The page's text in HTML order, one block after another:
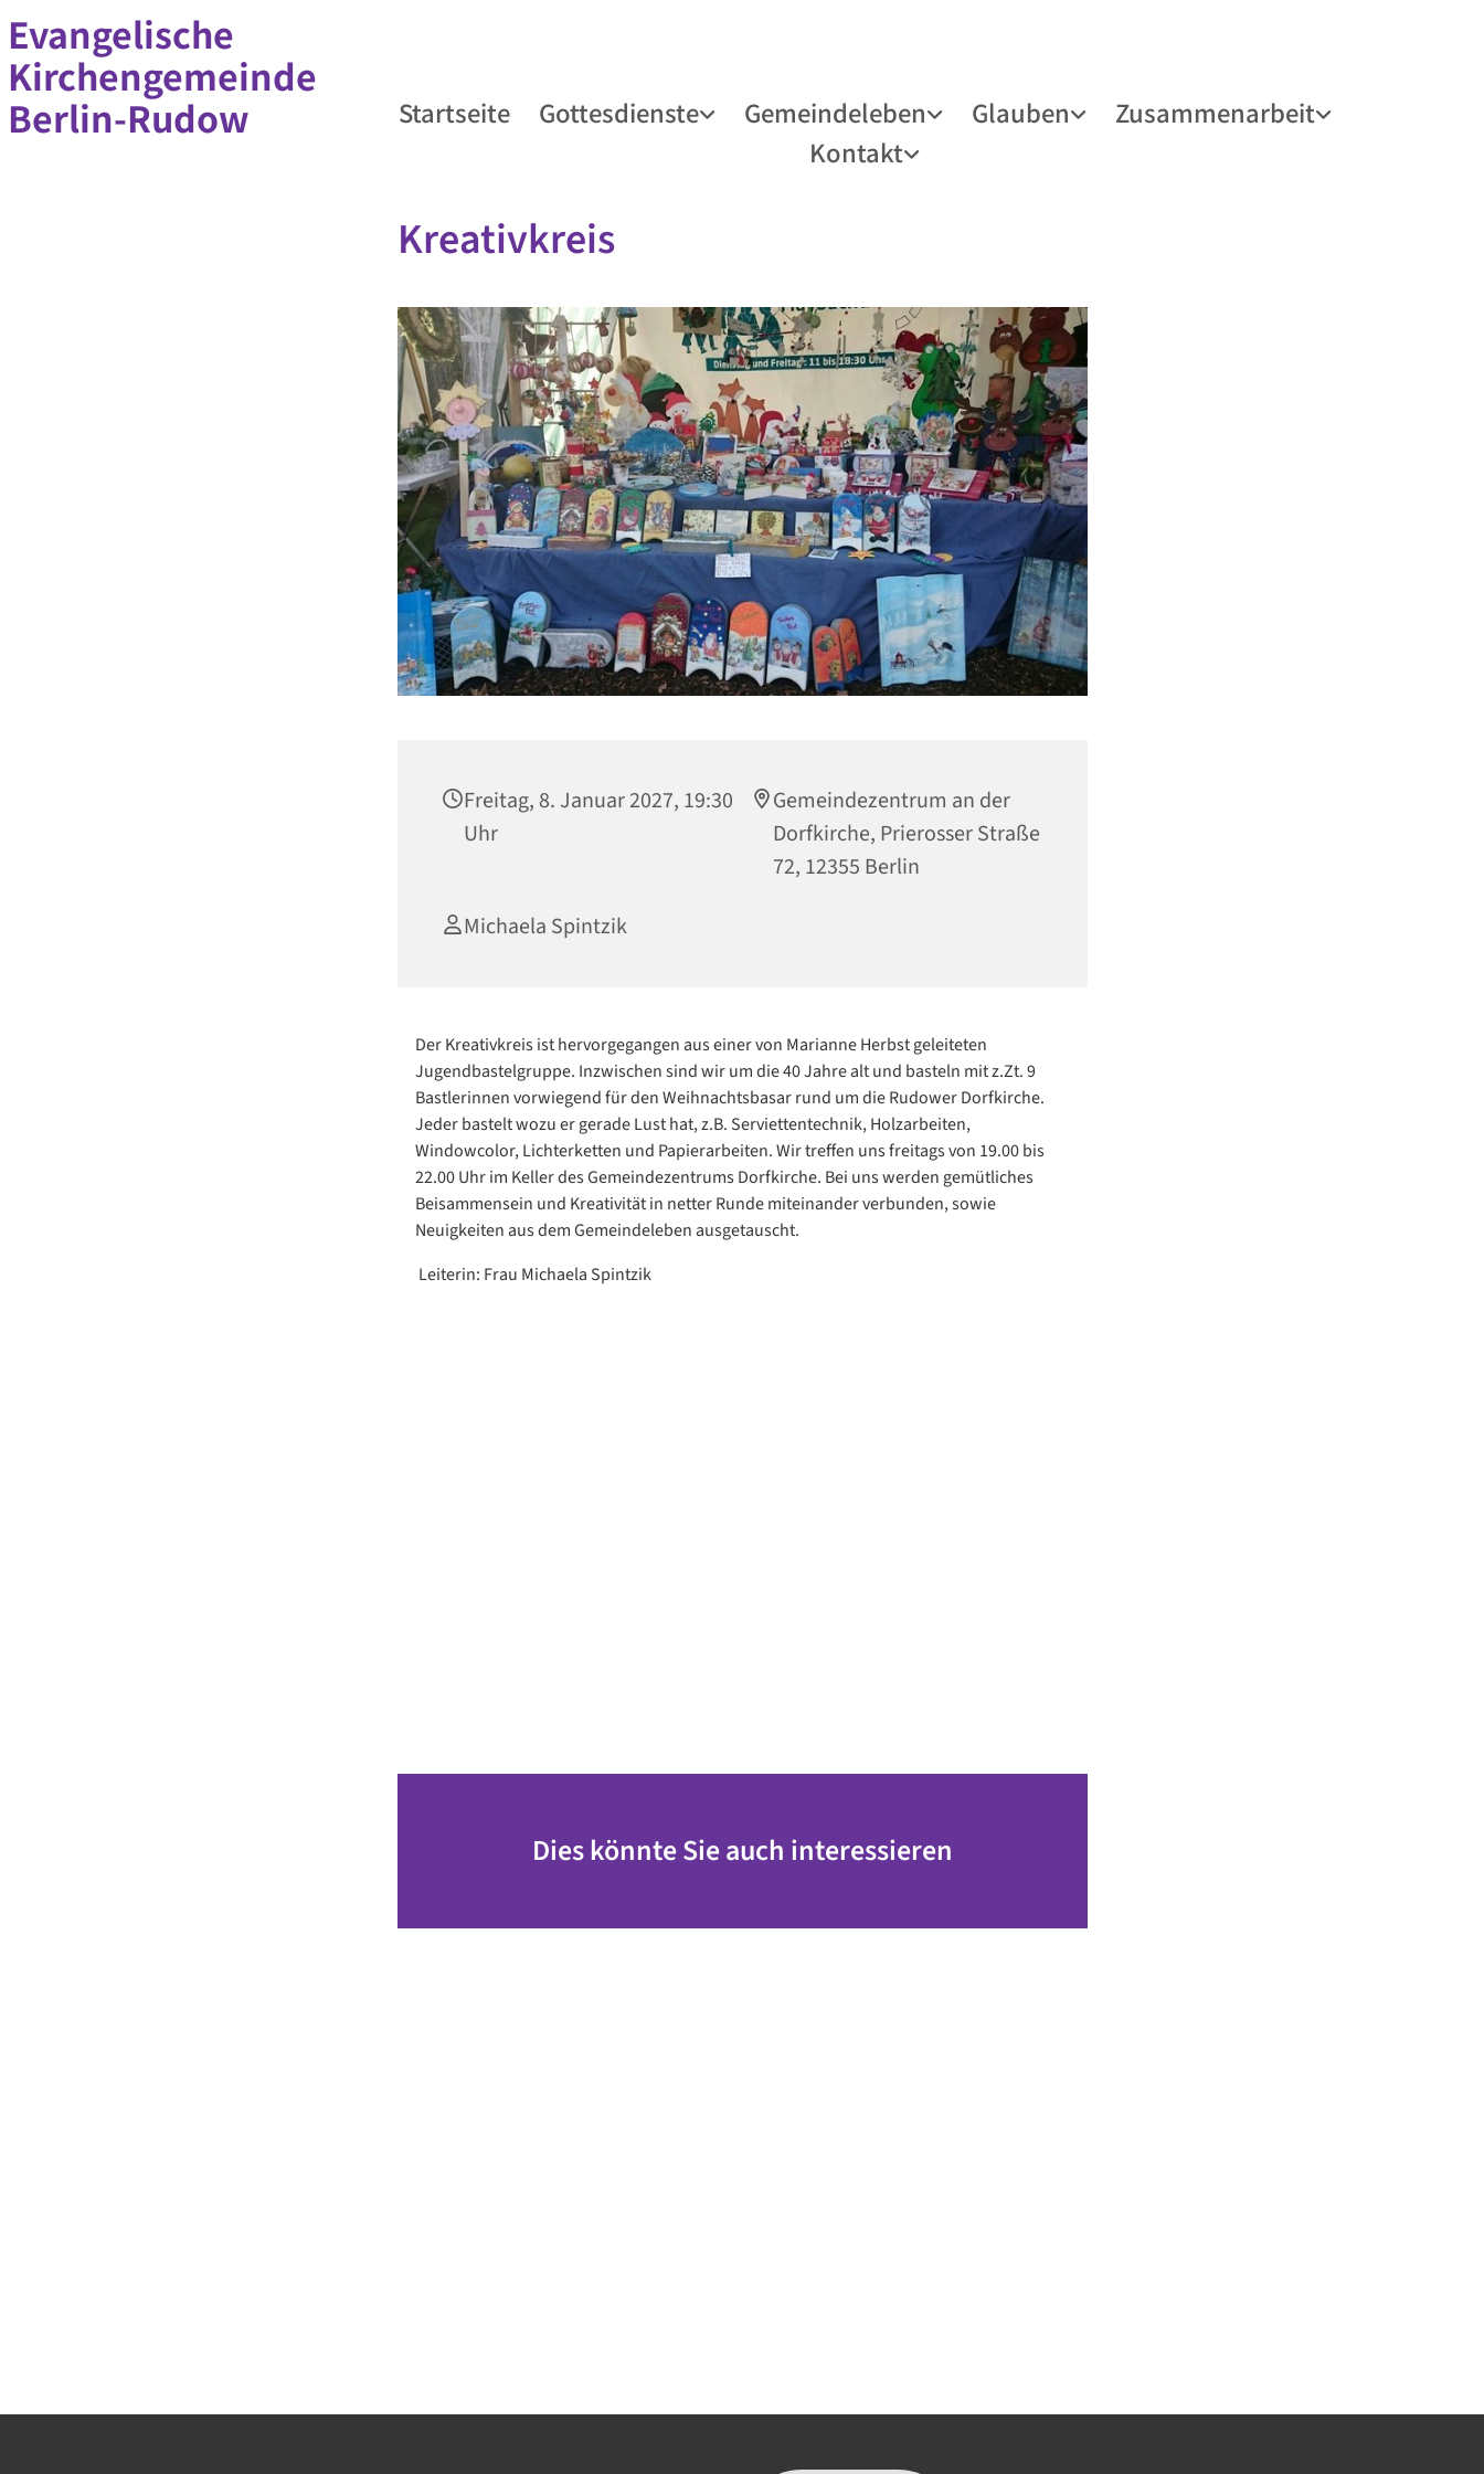
Evangelische
Kirchengemeinde
Berlin-Rudow
Startseite Gottesdienste Gemeindeleben Glauben
Zusammenarbeit
Kontakt
Kreativkreis
Freitag, 8. Januar 2027, 19:30
Uhr
Gemeindezentrum an der
Dorfkirche, Prierosser Straße
72, 12355 Berlin
Michaela Spintzik
Der Kreativkreis ist hervorgegangen aus einer von Marianne Herbst geleiteten
Jugendbastelgruppe. Inzwischen sind wir um die 40 Jahre alt und basteln mit z.Zt. 9
Bastlerinnen vorwiegend für den Weihnachtsbasar rund um die Rudower Dorfkirche.
Jeder bastelt wozu er gerade Lust hat, z.B. Serviettentechnik, Holzarbeiten,
Windowcolor, Lichterketten und Papierarbeiten. Wir treffen uns freitags von 19.00 bis
22.00 Uhr im Keller des Gemeindezentrums Dorfkirche. Bei uns werden gemütliches
Beisammensein und Kreativität in netter Runde miteinander verbunden, sowie
Neuigkeiten aus dem Gemeindeleben ausgetauscht.
Leiterin: Frau Michaela Spintzik
Dies könnte Sie auch interessieren